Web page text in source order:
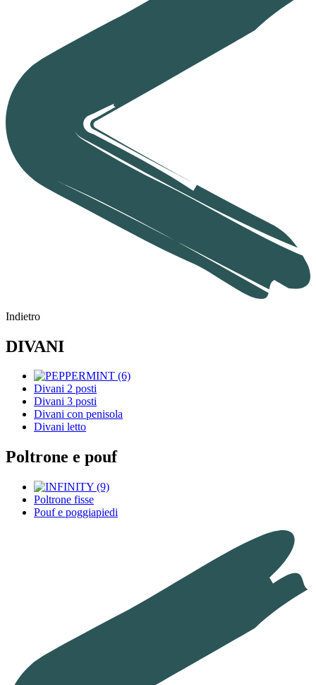
Indietro
DIVANI
Divani 2 posti
Divani 3 posti
Divani con penisola
Divani letto
Poltrone e pouf
Poltrone fisse
Pouf e poggiapiedi